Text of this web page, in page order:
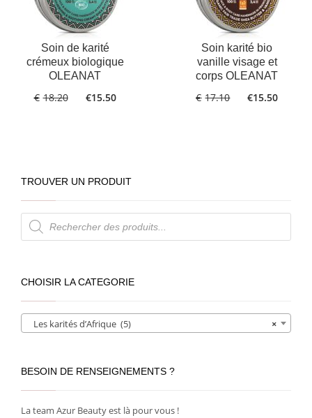
Soin de karité
crémeux biologique
OLEANAT
€ 18.20 €15.50
Soin karité bio
vanille visage et
corps OLEANAT
€ 17.10 €15.50
TROUVER UN PRODUIT
Recherche
de
produits
CHOISIR LA CATEGORIE
×
Les karités d’Afrique (5)
BESOIN DE RENSEIGNEMENTS ?
La team Azur Beauty est là pour vous !